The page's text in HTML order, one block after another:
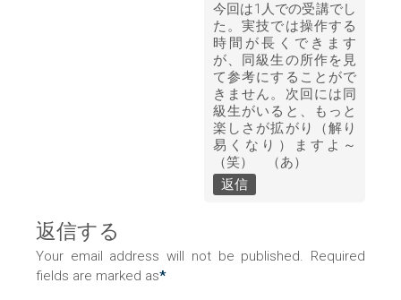
今回は1人での受講でし
た。実技では操作する
時間が長くできます
が、同級生の所作を見
て参考にすることがで
きません。次回には同
級生がいると、もっと
楽しさが拡がり（解り
易くなり）ますよ～
（笑） （あ）
返信
返信する
Your email address will not be published. Required
fields are marked as*